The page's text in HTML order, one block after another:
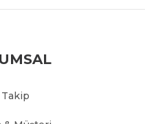
getiren tasarımlarıyla